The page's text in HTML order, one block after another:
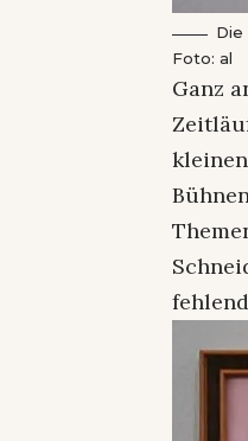
Die
Foto: al
Ganz